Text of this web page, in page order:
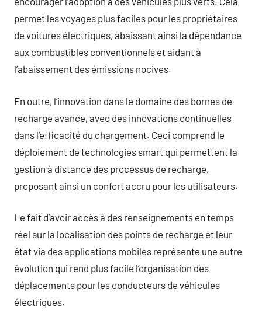
permet les voyages plus faciles pour les propriétaires
de voitures électriques, abaissant ainsi la dépendance
aux combustibles conventionnels et aidant à
l’abaissement des émissions nocives.
En outre, l’innovation dans le domaine des bornes de
recharge avance, avec des innovations continuelles
dans l’efficacité du chargement. Ceci comprend le
déploiement de technologies smart qui permettent la
gestion à distance des processus de recharge,
proposant ainsi un confort accru pour les utilisateurs.
Le fait d’avoir accès à des renseignements en temps
réel sur la localisation des points de recharge et leur
état via des applications mobiles représente une autre
évolution qui rend plus facile l’organisation des
déplacements pour les conducteurs de véhicules
électriques.